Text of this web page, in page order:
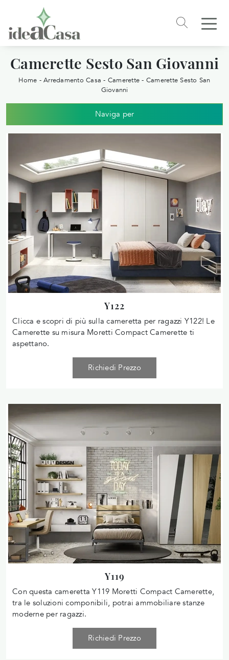
Camerette Sesto San Giovanni
Home -Arredamento Casa - Camerette - Camerette Sesto San
Giovanni
Naviga per
Y122
Clicca e scopri di più sulla cameretta per ragazzi Y122! Le
Camerette su misura Moretti Compact Camerette ti
aspettano.
Richiedi Prezzo
Y119
Con questa cameretta Y119 Moretti Compact Camerette,
tra le soluzioni componibili, potrai ammobiliare stanze
moderne per ragazzi.
Richiedi Prezzo